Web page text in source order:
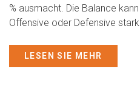
% ausmacht. Die Balance
Offensive oder Defensive
LESEN SIE MEHR